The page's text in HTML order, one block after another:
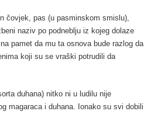
čovjek, pas (u pasminskom smislu),
naziv po podneblju iz kojeg dolaze
pamet da mu ta osnova bude razlog da
koji su se vraški potrudili da
duhana) nitko ni u ludilu nije
magaraca i duhana. Ionako su svi dobili